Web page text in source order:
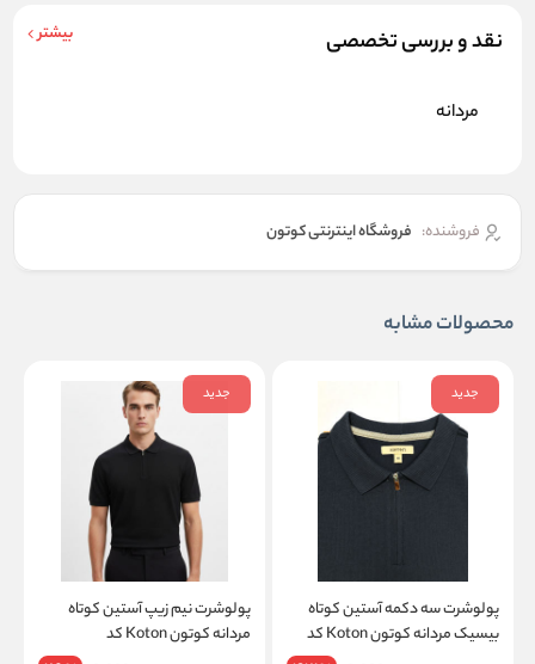
نقد و بررسی تخصصی بیشتر
مردانه
فروشنده: فروشگاه اینترنتی کوتون
محصولات مشابه
جدید
پولوشرت سه دکمه آستین کوتاه
بیسیک مردانه کوتون Koton کد
جدید
پولوشرت نیم زیپ آستین کوتاه
مردانه کوتون Koton کد